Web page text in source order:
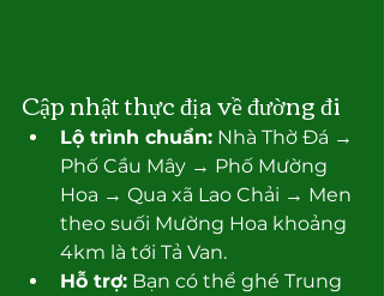
Cập nhật thực địa về đường đi
Lộ trình chuẩn: Nhà Thờ Đá →
Phố Cầu Mây → Phố Mường
Hoa → Qua xã Lao Chải → Men
theo suối Mường Hoa khoảng
4km là tới Tả Van.
Hỗ trợ: Bạn có thể ghé Trung